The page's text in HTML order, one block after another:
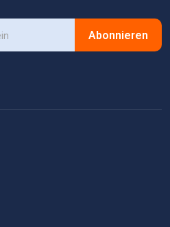
Abonnieren